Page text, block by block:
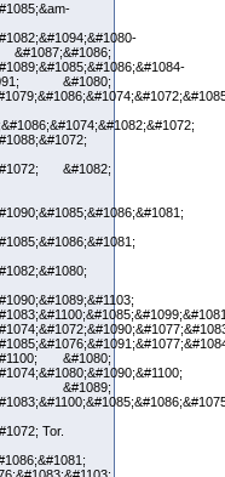
&#1080;
&#1082;
&#1080;
Tor.